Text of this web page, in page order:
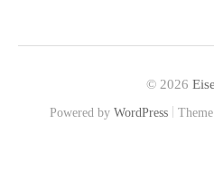
© 2026
Powered by WordPress |